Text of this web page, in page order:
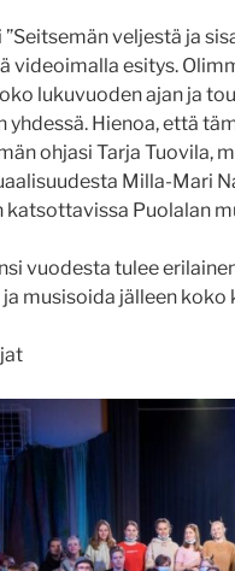
”Seitsemän veljestä ja
videoimalla esitys.
lukuvuoden ajan ja
yhdessä. Hienoa, että
ohjasi Tarja Tuovila,
Milla-Mari
katsottavissa Puolalan
vuodesta tulee
musisoida jälleen koko